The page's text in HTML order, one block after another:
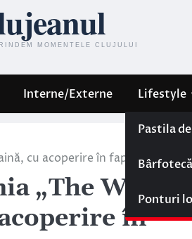
Interne/Externe Lifestyle
Pastila
Bârfotecă
Ponturi
cu acoperire în fapte bune
„The
în